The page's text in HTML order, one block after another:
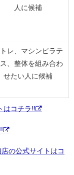
人に候補
レ、マシンピラテ
ス、整体を組み合わ
せたい人に候補
はコチラ!!
の公式サイトはコ